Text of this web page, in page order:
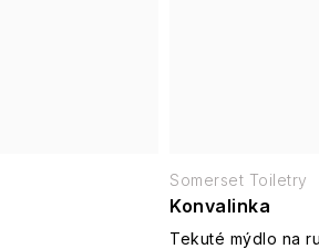
Konvalinka
Tekuté mýdlo na
Somerset Toiletry